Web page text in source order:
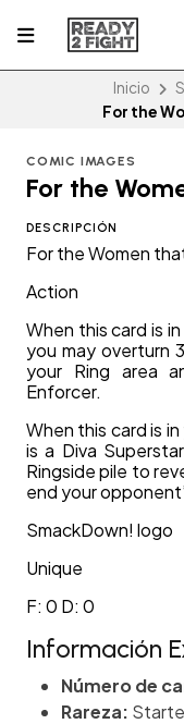
Inicio
For the
COMIC IMAGES
For the
DESCRIPCIÓN
For the Women
Action
When this card is
you may overturn
your Ring area
Enforcer.
When this card is
is a Diva
Ringside pile to
end your
SmackDown! logo
Unique
F: 0 D: 0
Información
Número de
Rareza: